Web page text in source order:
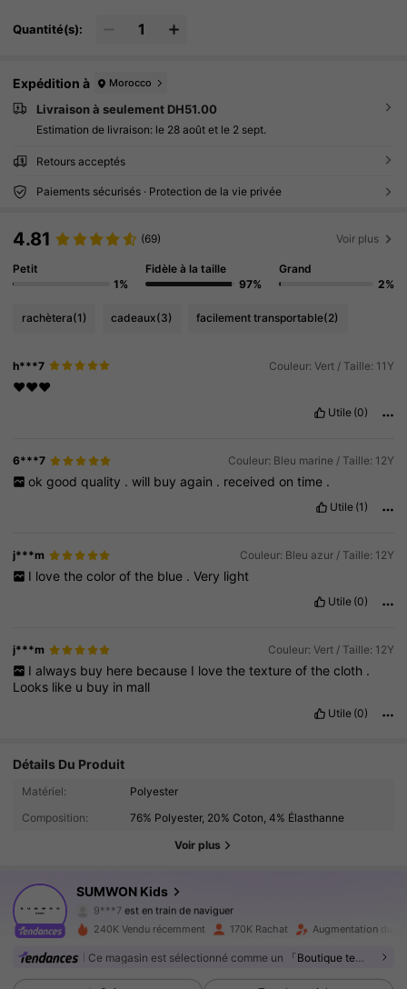
Quantité(s):
Expédition à Morocco
Livraison à seulement DH51.00
Estimation de livraison: le 28 août et le 2 sept.
Retours acceptés
Paiements sécurisés · Protection de la vie privée
4.81 (69) Voir plus
Petit
1%
Fidèle à la taille
97%
Grand
2%
rachètera(1) cadeaux(3) facilement transportable(2)
h***7 Couleur: Vert / Taille: 11Y
❤️❤️❤️
Utile (0)
6***7 Couleur: Bleu marine / Taille: 12Y
ok good quality . will buy again . received on time .
Utile (1)
j***m Couleur: Bleu azur / Taille: 12Y
I love the color of the blue . Very light
Utile (0)
j***m Couleur: Vert / Taille: 12Y
I always buy here because I love the texture of the cloth .
Looks like u buy in mall
Utile (0)
Détails Du Produit
Matériel:
Polyester
Composition:
76% Polyester, 20% Coton, 4% Élasthanne
Voir plus
SUMWON Kids
288K Suiveurs
9***7est en train de naviguer
4.94
288K Suiveurs
240K Vendu récemment 170K Rachat Augmentation du
Ce magasin est sélectionné comme un 「Boutique tendance」